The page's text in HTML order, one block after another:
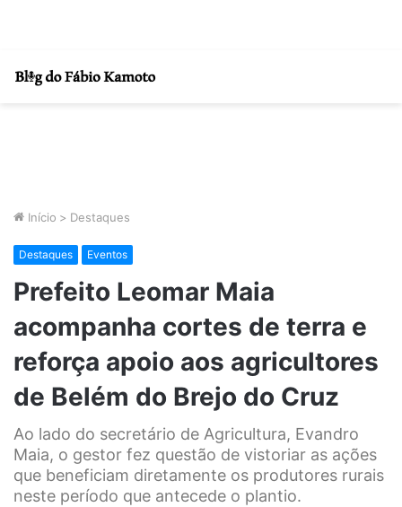
Início > Destaques
Destaques Eventos
Prefeito Leomar Maia
acompanha cortes de terra e
reforça apoio aos agricultores
de Belém do Brejo do Cruz
Ao lado do secretário de Agricultura, Evandro
Maia, o gestor fez questão de vistoriar as ações
que beneficiam diretamente os produtores rurais
neste período que antecede o plantio.